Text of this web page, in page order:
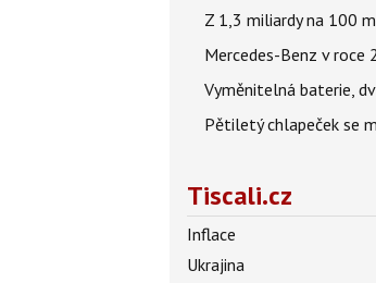
Z 1,3 miliardy na 100
Mercedes-Benz v roce
Vyměnitelná baterie,
Pětiletý chlapeček se
Tiscali.cz
Inflace
Ukrajina